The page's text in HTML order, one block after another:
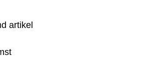
artikel